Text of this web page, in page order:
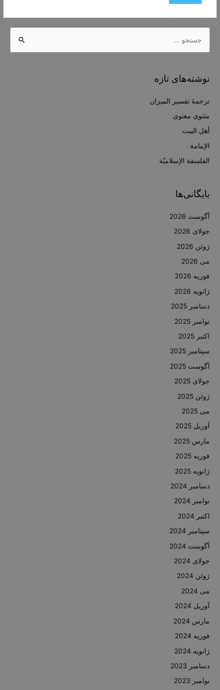
نوشته‌های تازه
ترجمۀ تفسیر المیزان
مثنوی معنوی
أهل البيت
الإمامة
الفلسفة الإسلاميّة
بایگانی‌ها
آگوست 2026
جولای 2026
ژوئن 2026
می 2026
فوریه 2026
ژانویه 2026
دسامبر 2025
نوامبر 2025
اکتبر 2025
سپتامبر 2025
آگوست 2025
جولای 2025
ژوئن 2025
می 2025
آوریل 2025
مارس 2025
فوریه 2025
ژانویه 2025
دسامبر 2024
نوامبر 2024
اکتبر 2024
سپتامبر 2024
آگوست 2024
جولای 2024
ژوئن 2024
می 2024
آوریل 2024
مارس 2024
فوریه 2024
ژانویه 2024
دسامبر 2023
نوامبر 2023